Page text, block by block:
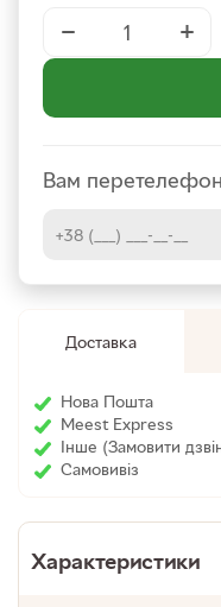
− +
Вам
Доставка
Нова Пошта
Meest Express
Інше (Замовити
Cамовивіз
Характеристики